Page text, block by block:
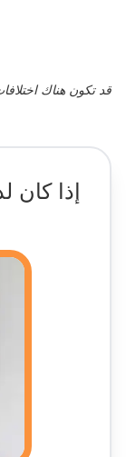
قد تكون هناك
إذا كان